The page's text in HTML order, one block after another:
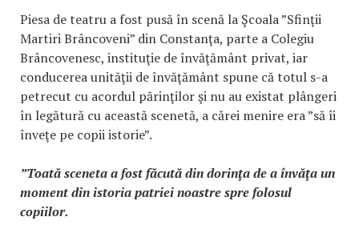
Piesa de teatru a fost pusă în scenă la Şcoala ”Sfinţii
Martiri Brâncoveni” din Constanţa, parte a Colegiu
Brâncovenesc, instituţie de învăţământ privat, iar
conducerea unităţii de învăţământ spune că totul s-a
petrecut cu acordul părinţilor şi nu au existat plângeri
în legătură cu această scenetă, a cărei menire era ”să îi
înveţe pe copii istorie”.
”Toată sceneta a fost făcută din dorinţa de a învăţa un
moment din istoria patriei noastre spre folosul
copiilor.